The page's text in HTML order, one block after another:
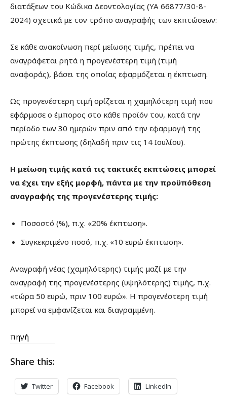
διατάξεων του Κώδικα Δεοντολογίας (ΥΑ 66877/30-8-
2024) σχετικά με τον τρόπο αναγραφής των εκπτώσεων:
Σε κάθε ανακοίνωση περί μείωσης τιμής, πρέπει να
αναγράφεται ρητά η προγενέστερη τιμή (τιμή
αναφοράς), βάσει της οποίας εφαρμόζεται η έκπτωση.
Ως προγενέστερη τιμή ορίζεται η χαμηλότερη τιμή που
εφάρμοσε ο έμπορος στο κάθε προϊόν του, κατά την
περίοδο των 30 ημερών πριν από την εφαρμογή της
πρώτης έκπτωσης (δηλαδή πριν τις 14 Ιουλίου).
Η μείωση τιμής κατά τις τακτικές εκπτώσεις μπορεί
να έχει την εξής μορφή, πάντα με την προϋπόθεση
αναγραφής της προγενέστερης τιμής:
Ποσοστό (%), π.χ. «20% έκπτωση».
Συγκεκριμένο ποσό, π.χ. «10 ευρώ έκπτωση».
Αναγραφή νέας (χαμηλότερης) τιμής μαζί με την
αναγραφή της προγενέστερης (υψηλότερης) τιμής, π.χ.
«τώρα 50 ευρώ, πριν 100 ευρώ». Η προγενέστερη τιμή
μπορεί να εμφανίζεται και διαγραμμένη.
πηγή
Share this:
Twitter Facebook LinkedIn